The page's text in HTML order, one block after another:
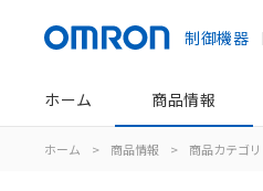
制御機器
ホーム 商品情報
ホーム > 商品情報 > 商品カテゴリ